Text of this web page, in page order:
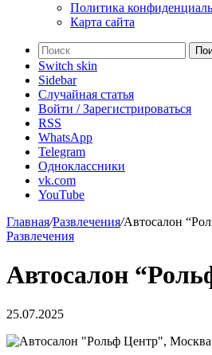
Политика
Карта сайта
Switch skin
Sidebar
Случайная статья
Войти / Зарегистрироваться
RSS
WhatsApp
Telegram
Одноклассники
vk.com
YouTube
Главная/Развлечения/Автосалон
Развлечения
Автосалон
25.07.2025